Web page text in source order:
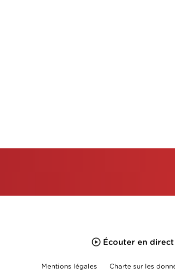
Écouter en direct
Mentions légales Charte sur les